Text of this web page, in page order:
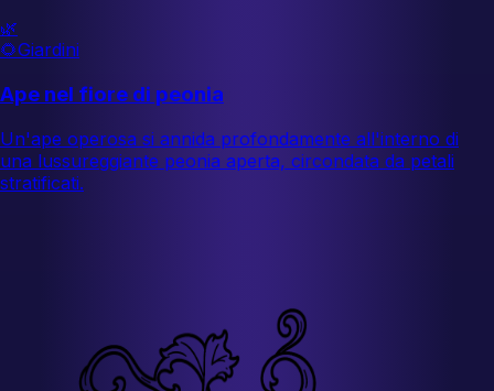
🌿
🌻Giardini
Ape nel fiore di peonia
Un'ape operosa si annida profondamente all'interno di
una lussureggiante peonia aperta, circondata da petali
stratificati.